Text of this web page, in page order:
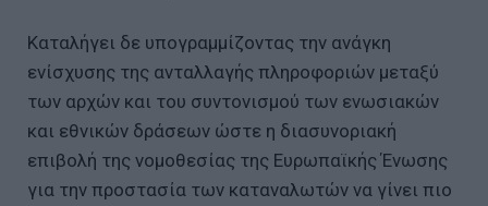
Καταλήγει δε υπογραμμίζοντας την ανάγκη
ενίσχυσης της ανταλλαγής πληροφοριών μεταξύ
των αρχών και του συντονισμού των ενωσιακών
και εθνικών δράσεων ώστε η διασυνοριακή
επιβολή της νομοθεσίας της Ευρωπαϊκής Ένωσης
για την προστασία των καταναλωτών να γίνει πιο